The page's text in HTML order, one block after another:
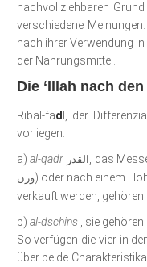
nachvollziehbaren
verschiedene
nach ihrer Verwendung
der Nahrungsmittel.
Die ‘Illah nach
Ribal-fad
l, der
vorliegen:
a)al-qadr لقدر , das
وزن) oder nach einem
verkauft werden, gehören
b) al-dschins
, sie
So verfügen die vier in
über beide